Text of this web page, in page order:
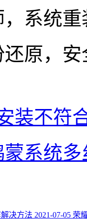
系统
原，
装不符
蒙系统
决方法 2021-07-05 荣